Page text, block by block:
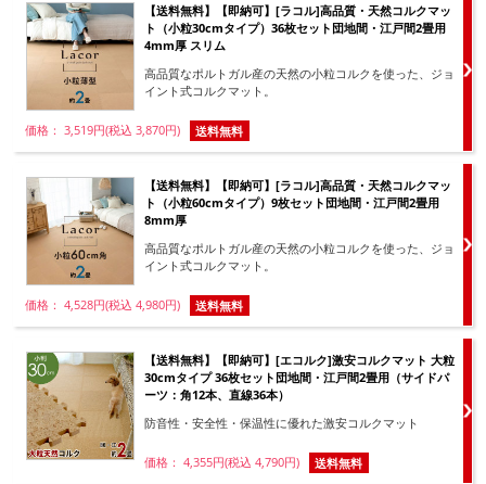
【送料無料】【即納可】[ラコル]高品質・天然コルクマッ
ト（小粒30cmタイプ）36枚セット団地間・江戸間2畳用
4mm厚 スリム
高品質なポルトガル産の天然の小粒コルクを使った、ジョ
イント式コルクマット。
価格： 3,519円(税込 3,870円) 送料無料
【送料無料】【即納可】[ラコル]高品質・天然コルクマッ
ト（小粒60cmタイプ）9枚セット団地間・江戸間2畳用
8mm厚
高品質なポルトガル産の天然の小粒コルクを使った、ジョ
イント式コルクマット。
価格： 4,528円(税込 4,980円) 送料無料
【送料無料】【即納可】[エコルク]激安コルクマット 大粒
30cmタイプ 36枚セット団地間・江戸間2畳用（サイドパ
ーツ：角12本、直線36本）
防音性・安全性・保温性に優れた激安コルクマット
価格： 4,355円(税込 4,790円) 送料無料